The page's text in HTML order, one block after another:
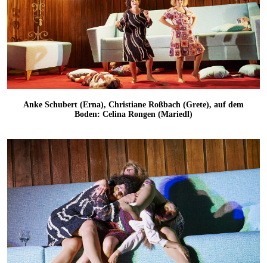
Anke Schubert (Erna), Christiane Roßbach (Grete), auf dem
Boden: Celina Rongen (Mariedl)